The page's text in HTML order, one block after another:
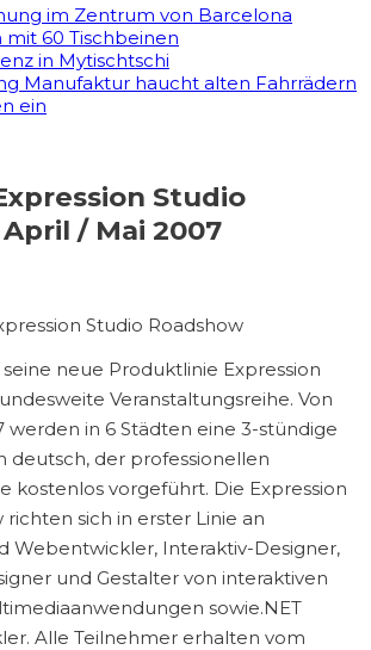
im Zentrum von Barcelona
mit 60 Tischbeinen
in Mytischtschi
Manufaktur haucht alten Fahrrädern
ein
Studio
/ Mai 2007
neue Produktlinie Expression
Veranstaltungsreihe. Von
werden in 6 Städten eine 3-stündige
deutsch, der professionellen
kostenlos vorgeführt. Die Expression
richten sich in erster Linie an
Webentwickler, Interaktiv-Designer,
und Gestalter von interaktiven
sowie.NET
Alle Teilnehmer erhalten vom